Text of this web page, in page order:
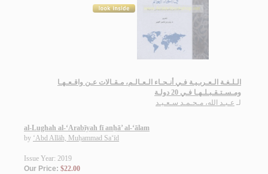
الـلـغـة الـعـربـيـة فـي أنـحـاء الـعـالـم، مـقـالات عـن واقـعـهـا
ومـسـتـقـبـلـهـا فـي 20 دولـة
لـ عـبـد الله، مـحـمـد سـعـيـد
al-Lughah al-‘Arabīyah fī anḥā’ al-‘ālam
by ‘Abd Allāh, Muḥammad Sa‘īd
Issue Year: 2019
Our Price: $22.00